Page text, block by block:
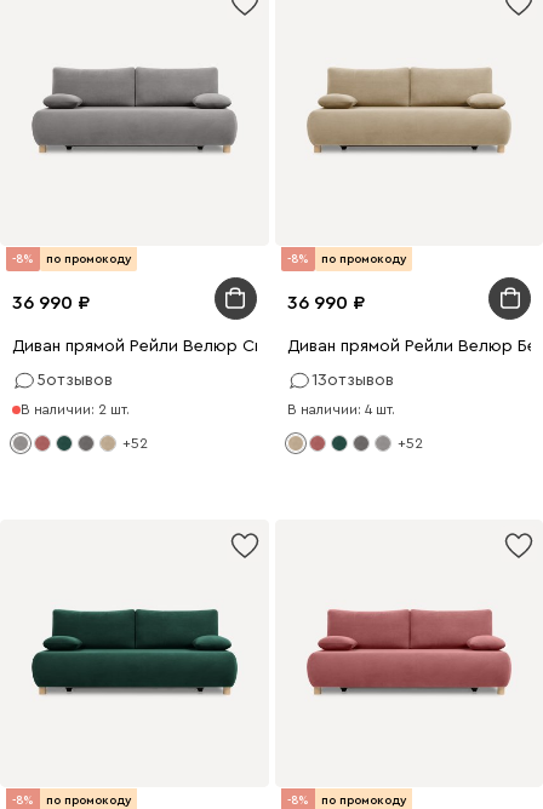
-8% по промокоду
36 990
Диван прямой Рейли Велюр Светло-серый
5отзывов
В наличии: 2 шт.
+52
-8% по промокоду
36 990
Диван прямой Рейли Велюр
13отзывов
В наличии: 4 шт.
+52
-8% по промокоду -8% по промокоду